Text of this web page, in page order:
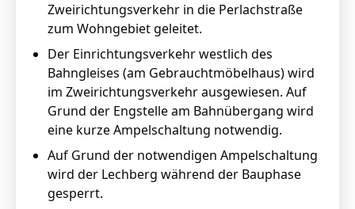
Zweirichtungsverkehr in die Perlachstraße
zum Wohngebiet geleitet.
Der Einrichtungsverkehr westlich des
Bahngleises (am Gebrauchtmöbelhaus) wird
im Zweirichtungsverkehr ausgewiesen. Auf
Grund der Engstelle am Bahnübergang wird
eine kurze Ampelschaltung notwendig.
Auf Grund der notwendigen Ampelschaltung
wird der Lechberg während der Bauphase
gesperrt.